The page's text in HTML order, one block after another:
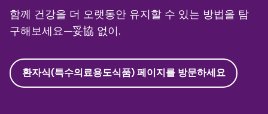
특한 역할.” 저널 오브 어플라이드 피지올로지 138,
no. 6 (2025): 1285-1308.
식물 영양소: 새로운 관점.” 앞서. 영양학, 11 (2024).
함께 건강을 더 오랫동안 유지할 수 있는 방법을 탐
구해보세요—妥協 없이.
환자식(특수의료용도식품) 페이지를 방문하세요